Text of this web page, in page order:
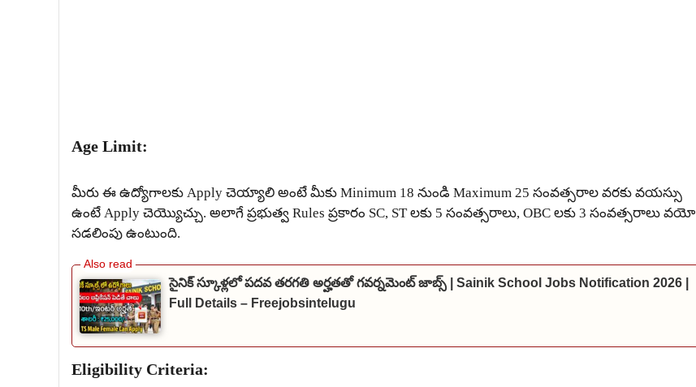
Age Limit:
మీరు ఈ ఉద్యోగాలకు Apply చెయ్యాలి అంటే మీకు Minimum 18 నుండి Maximum 25 సంవత్సరాల వరకు వయస్సు
ఉంటే Apply చెయ్యొచ్చు. అలాగే ప్రభుత్వ Rules ప్రకారం SC, ST లకు 5 సంవత్సరాలు, OBC లకు 3 సంవత్సరాలు వయో
సడలింపు ఉంటుంది.
సైనిక్ స్కూళ్లలో పదవ తరగతి అర్హతతో గవర్నమెంట్ జాబ్స్ | Sainik School Jobs Notification 2026 |
Full Details – Freejobsintelugu
Eligibility Criteria: